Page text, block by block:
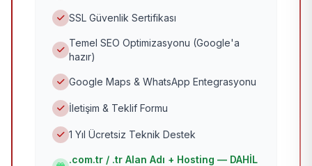
SSL Güvenlik Sertifikası
Temel SEO Optimizasyonu (Google'a
hazır)
Google Maps & WhatsApp Entegrasyonu
İletişim & Teklif Formu
1 Yıl Ücretsiz Teknik Destek
.com.tr / .tr Alan Adı + Hosting — DAHİL